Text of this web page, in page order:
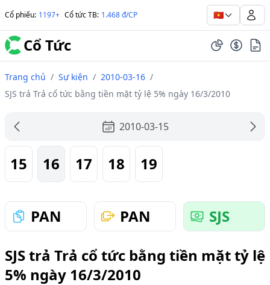
Cổ phiếu: 1197+ Cổ tức TB: 1.468 đ/CP 🇻🇳
Cổ Tức
Trang chủ / Sự kiện / 2010-03-16 /
SJS trả Trả cổ tức bằng tiền mặt tỷ lệ 5% ngày 16/3/2010
2010-03-15
15 16 17 18 19
PAN PAN
SJS
SJS trả Trả cổ tức bằng tiền mặt tỷ lệ
5% ngày 16/3/2010